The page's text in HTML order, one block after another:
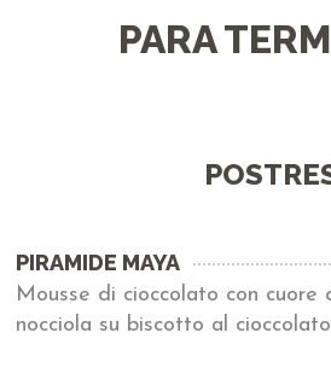
PARA
PIRAMIDE MAYA
Mousse di cioccolato con cuore
nocciola su biscotto al